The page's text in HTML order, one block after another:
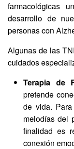
farmacológicas
desarrollo de
personas con
Algunas de las
cuidados
Terapia de
pretende
de vida.
melodías del
finalidad es
conexión